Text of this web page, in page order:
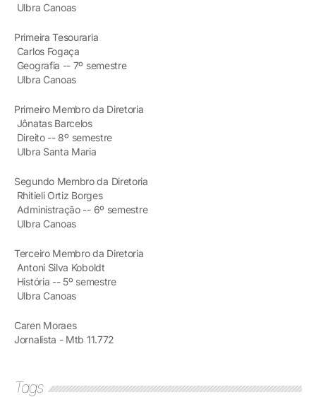
Ulbra Canoas
Primeira Tesouraria
Carlos Fogaça
Geografia -- 7º semestre
Ulbra Canoas
Primeiro Membro da Diretoria
Jônatas Barcelos
Direito -- 8º semestre
Ulbra Santa Maria
Segundo Membro da Diretoria
Rhitieli Ortiz Borges
Administração -- 6º semestre
Ulbra Canoas
Terceiro Membro da Diretoria
Antoni Silva Koboldt
História -- 5º semestre
Ulbra Canoas
Caren Moraes
Jornalista - Mtb 11.772
Tags